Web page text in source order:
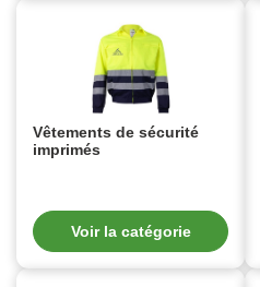
Vêtements de sécurité
imprimés
Voir la catégorie